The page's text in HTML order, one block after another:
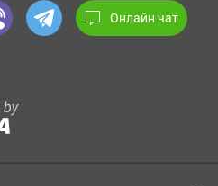
Онлайн чат